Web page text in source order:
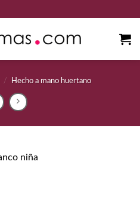
/ Hecho a mano huertano